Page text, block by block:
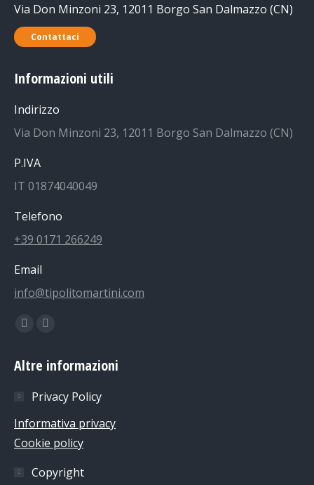
Via Don Minzoni 23, 12011 Borgo San Dalmazzo (CN)
Contattaci
Informazioni utili
Indirizzo
Via Don Minzoni 23, 12011 Borgo San Dalmazzo (CN)
P.IVA
IT 01874040049
Telefono
+39 0171 266249
Email
info@tipolitomartini.com
Find us on:
Facebook
opens
new
window
Instagram
opens
new
window
Altre informazioni
Privacy Policy
Informativa privacy
Cookie policy
Copyright